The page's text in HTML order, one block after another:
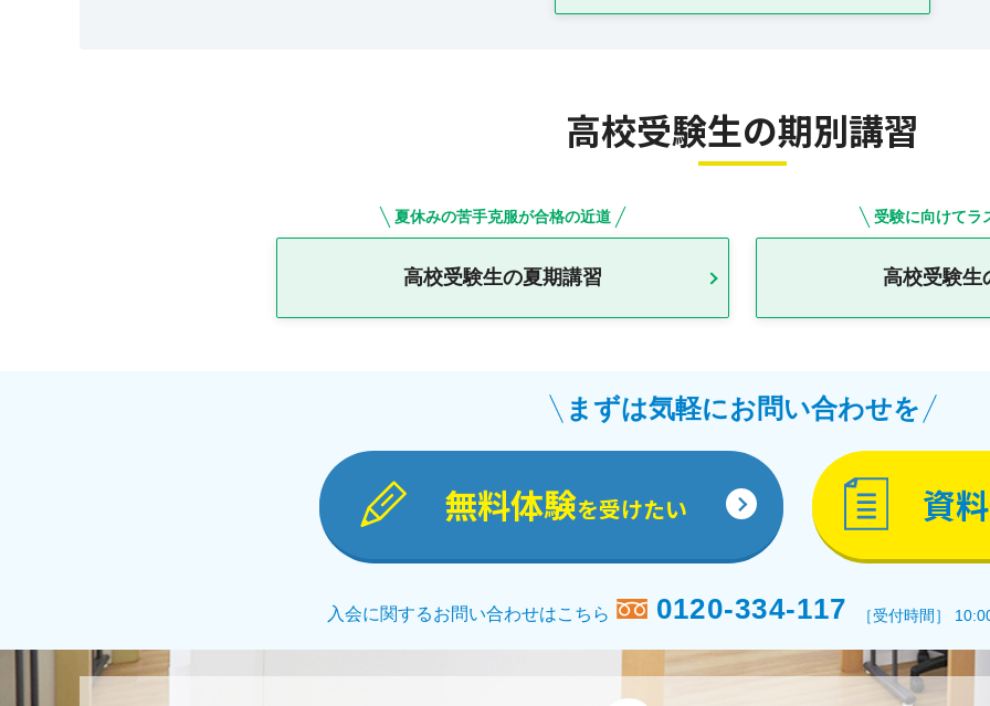
高校受験生の期別講習
夏休みの苦手克服が合格の近道
高校受験生の夏期講習
受験に向けてラ
高校受験生
まずは気軽にお問い合わせを
無料体験を受けたい 資料
入会に関するお問い合わせはこちら 0120-334-117 ［受付時間］